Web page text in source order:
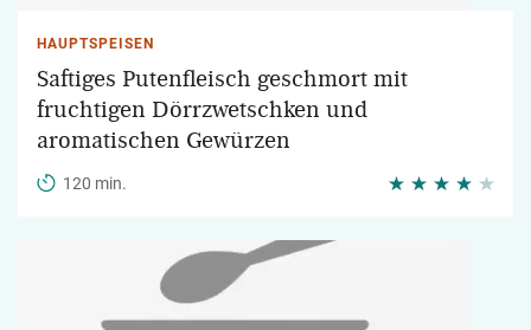
HAUPTSPEISEN
Saftiges Putenfleisch geschmort mit
fruchtigen Dörrzwetschken und
aromatischen Gewürzen
120 min.